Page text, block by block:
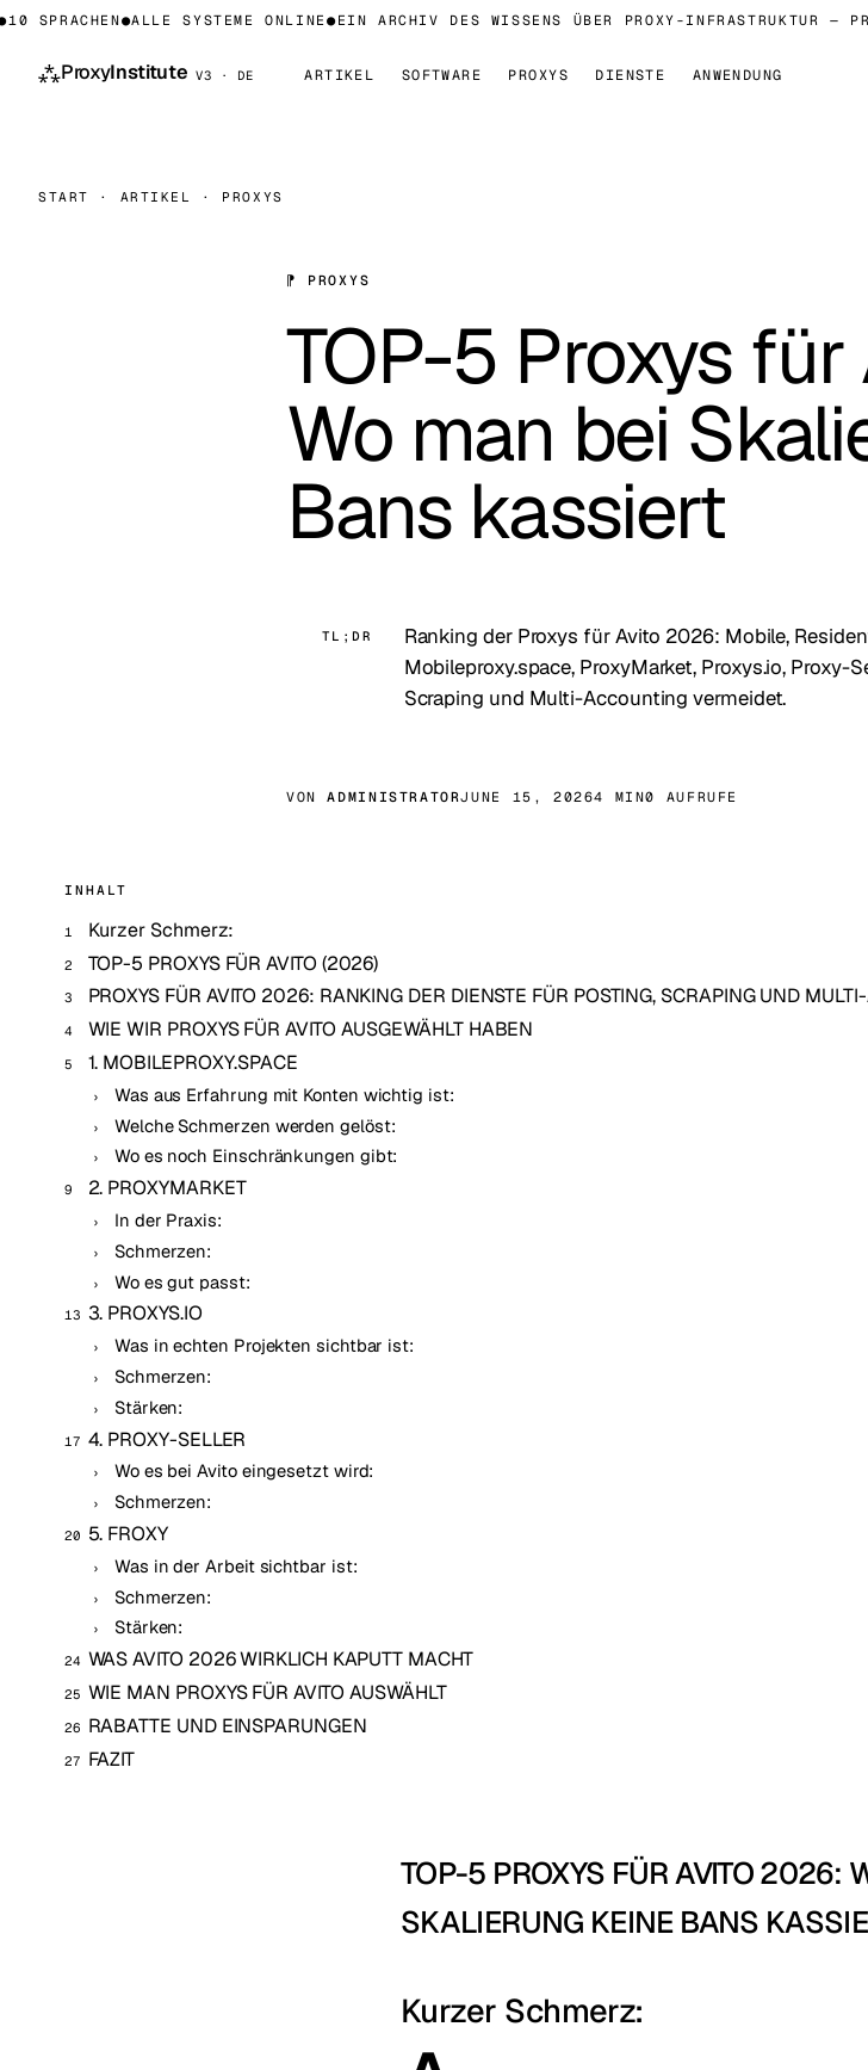
●ALLE SYSTEME ONLINE● EIN ARCHIV DES WISSENS ÜBER PROXY-INFRASTRUKTUR —
⁂ProxyInstitute V3 · DE ARTIKEL SOFTWARE PROXYS DIENSTE ANWENDUNG
START · ARTIKEL · PROXYS
⁋ PROXYS
TOP-5 Proxys
Wo man bei
Bans kassiert
TL;DR
Ranking der Proxys für Avito 2026: Mobile,
Mobileproxy.space, ProxyMarket, Proxys.io, Proxy-
Scraping und Multi-Accounting vermeidet.
VON ADMINISTRATORJUNE 15, 20264 MIN0 AUFRUFE
INHALT
Kurzer Schmerz:
TOP-5 PROXYS FÜR AVITO (2026)
PROXYS FÜR AVITO 2026: RANKING DER DIENSTE FÜR POSTING, SCRAPING UND
WIE WIR PROXYS FÜR AVITO AUSGEWÄHLT HABEN
1. MOBILEPROXY.SPACE
Was aus Erfahrung mit Konten wichtig ist:
Welche Schmerzen werden gelöst:
Wo es noch Einschränkungen gibt:
2. PROXYMARKET
In der Praxis:
Schmerzen:
Wo es gut passt:
3. PROXYS.IO
Was in echten Projekten sichtbar ist:
Schmerzen:
Stärken:
4. PROXY-SELLER
Wo es bei Avito eingesetzt wird:
Schmerzen:
5. FROXY
Was in der Arbeit sichtbar ist:
Schmerzen:
Stärken:
WAS AVITO 2026 WIRKLICH KAPUTT MACHT
WIE MAN PROXYS FÜR AVITO AUSWÄHLT
RABATTE UND EINSPARUNGEN
FAZIT
TOP-5 PROXYS FÜR AVITO 2026:
SKALIERUNG KEINE BANS
Kurzer Schmerz: